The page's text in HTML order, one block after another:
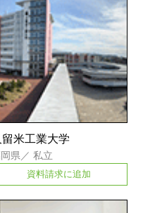
留米工業大学
県／私立
資料請求に追加